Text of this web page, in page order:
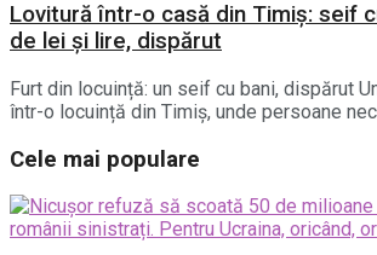
Lovitură într-o casă din Timiș: seif
de lei și lire, dispărut
Furt din locuință: un seif cu bani, dispărut
într-o locuință din Timiș, unde persoane
Cele mai populare